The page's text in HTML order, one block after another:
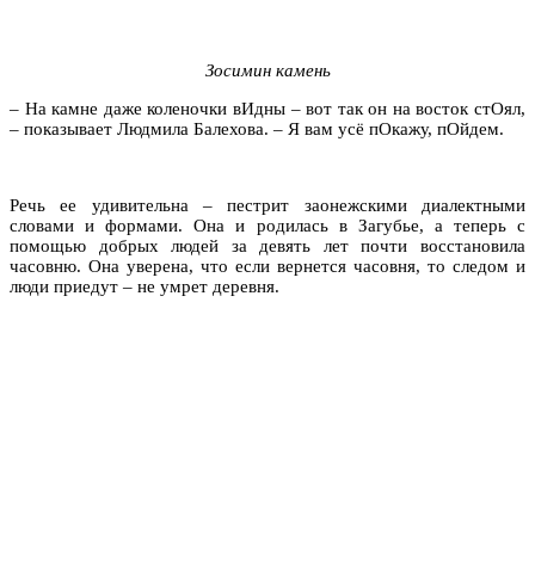
Зосимин камень
– На камне даже коленочки вИдны – вот так он на восток стОял,
– показывает Людмила Балехова. – Я вам усё пОкажу, пОйдем.
Речь ее удивительна – пестрит заонежскими диалектными
словами и формами. Она и родилась в Загубье, а теперь с
помощью добрых людей за девять лет почти восстановила
часовню. Она уверена, что если вернется часовня, то следом и
люди приедут – не умрет деревня.